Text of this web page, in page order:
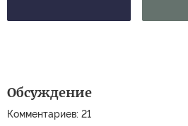
Обсуждение
Комментариев: 21